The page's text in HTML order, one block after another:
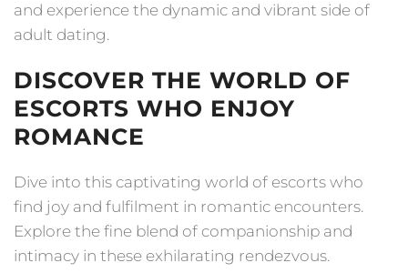
and experience the dynamic and vibrant side of
adult dating.
DISCOVER THE WORLD OF
ESCORTS WHO ENJOY
ROMANCE
Dive into this captivating world of escorts who
find joy and fulfilment in romantic encounters.
Explore the fine blend of companionship and
intimacy in these exhilarating rendezvous.